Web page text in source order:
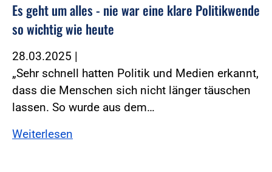
Es geht um alles - nie war eine klare Politikwende
so wichtig wie heute
28.03.2025 |
„Sehr schnell hatten Politik und Medien erkannt,
dass die Menschen sich nicht länger täuschen
lassen. So wurde aus dem…
Weiterlesen